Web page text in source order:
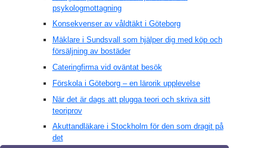
psykologmottagning
Konsekvenser av våldtäkt i Göteborg
Mäklare i Sundsvall som hjälper dig med köp och
försäljning av bostäder
Cateringfirma vid oväntat besök
Förskola i Göteborg – en lärorik upplevelse
När det är dags att plugga teori och skriva sitt
teoriprov
Akuttandläkare i Stockholm för den som dragit på
det